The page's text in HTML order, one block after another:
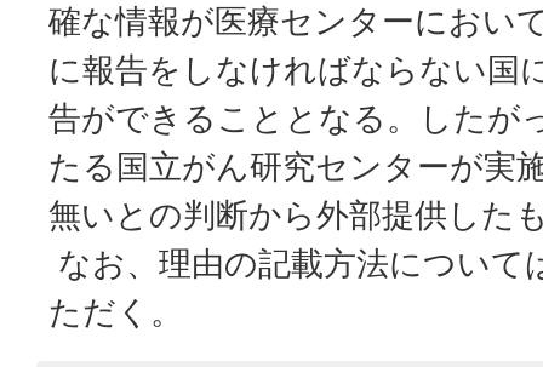
確な情報が医療センターにおい
に報告をしなければならない国
告ができることとなる。したが
たる国立がん研究センターが実
無いとの判断から外部提供した
なお、理由の記載方法について
ただく。